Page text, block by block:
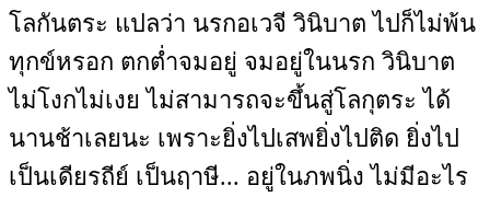
โลกันตระ แปลว่า นรกอเวจี วินิบาต ไปก็ไม่พ้น
ทุกข์หรอก ตกต่ำจมอยู่ จมอยู่ในนรก วินิบาต
ไม่โงกไม่เงย ไม่สามารถจะขึ้นสู่โลกุตระ ได้
นานช้าเลยนะ เพราะยิ่งไปเสพยิ่งไปติด ยิ่งไป
เป็นเดียรถีย์ เป็นฤาษี... อยู่ในภพนิ่ง ไม่มีอะไร